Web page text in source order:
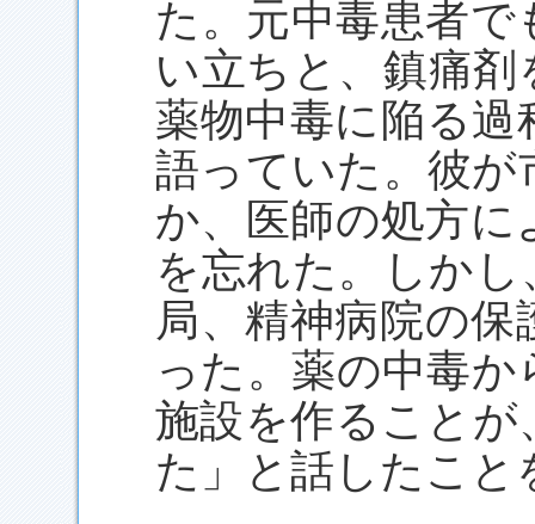
た。元中毒患者
い立ちと、鎮痛
薬物中毒に陥る過
語っていた。彼が
か、医師の処方
を忘れた。しか
局、精神病院の
った。薬の中毒
施設を作ることが
た」と話したこと